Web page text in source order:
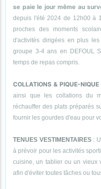
se paie le jour même au
depuis l'été 2024 de 12h00 à
proches des moments
d'activités dirigées en plus
groupe 3-4 ans en DEFOUL
temps de repas compris.
COLLATIONS & PIQUE-NIQUE
ainsi que les collations du
réchauffer des plats préparés
fournir les gourdes d'eau pour
TENUES VESTIMENTAIRES:
à prévoir pour les activités
cuisine, un tablier ou un vieux
afin d'éviter toutes tâches ou